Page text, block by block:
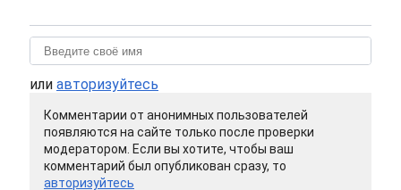
или авторизуйтесь
Комментарии от анонимных пользователей
появляются на сайте только после проверки
модератором. Если вы хотите, чтобы ваш
комментарий был опубликован сразу, то
авторизуйтесь